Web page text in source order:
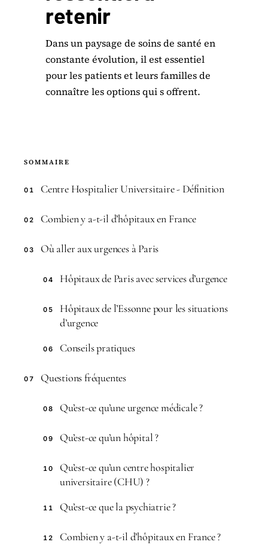
retenir
Dans un paysage de soins de santé en
constante évolution, il est essentiel
pour les patients et leurs familles de
connaître les options qui s offrent.
SOMMAIRE
01 Centre Hospitalier Universitaire - Définition
02 Combien y a-t-il d’hôpitaux en France
03 Où aller aux urgences à Paris
04 Hôpitaux de Paris avec services d’urgence
05
Hôpitaux de l’Essonne pour les situations
d’urgence
06 Conseils pratiques
07 Questions fréquentes
08 Qu’est-ce qu’une urgence médicale ?
09 Qu’est-ce qu’un hôpital ?
10
Qu’est-ce qu’un centre hospitalier
universitaire (CHU) ?
11 Qu’est-ce que la psychiatrie ?
12 Combien y a-t-il d’hôpitaux en France ?